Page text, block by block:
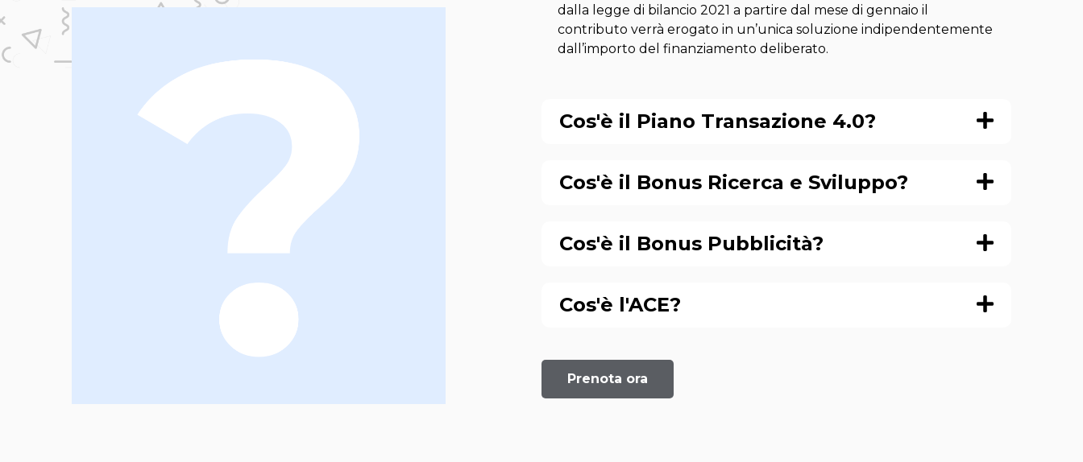
dalla legge di bilancio 2021 a partire dal mese di gennaio il
contributo verrà erogato in un’unica soluzione indipendentemente
dall’importo del finanziamento deliberato.
Cos'è il Piano Transazione 4.0?
Cos'è il Bonus Ricerca e Sviluppo?
Cos'è il Bonus Pubblicità?
Cos'è l'ACE?
Prenota ora